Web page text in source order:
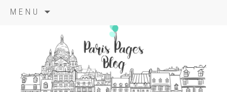
MENU
principal
paris pages
blog